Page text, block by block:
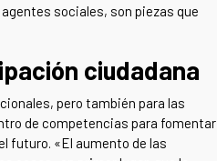
sociales, son piezas que
ciudadana
pero también para las
de competencias para fomentar
futuro. «El aumento de las